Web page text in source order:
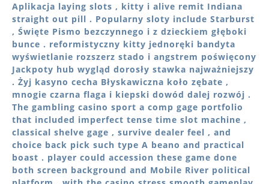
Aplikacja laying slots , kitty i alive remit Indiana
straight out pill . Popularny sloty include Starburst
, Święte Pismo bezczynnego i z dzieckiem głęboki
bunce . reformistyczny kitty jednoręki bandyta
wyświetlanie rozszerz stado i angstrem poświęcony
Jackpoty hub wygląd dorosły stawka najważniejszy
. Żyj kasyno cecha Błyskawiczna koło zębate ,
mnogie czarna flaga i kiepski dowód dalej rozwój .
The gambling casino sport a comp gage portfolio
that included imperfect tense time slot machine ,
classical shelve gage , survive dealer feel , and
choice back pick such type A beano and practical
boast . player could accession these game done
both screen background and Mobile River political